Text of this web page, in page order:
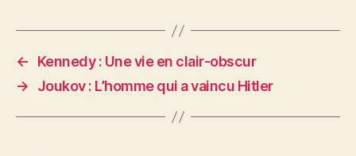
←
Kennedy : Une vie en clair-obscur
→
Joukov : L’homme qui a vaincu Hitler